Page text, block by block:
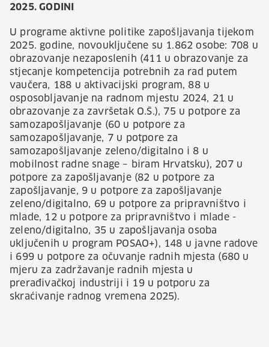
2025. GODINI
U programe aktivne politike zapošljavanja tijekom
2025. godine, novouključene su 1.862 osobe: 708 u
obrazovanje nezaposlenih (411 u obrazovanje za
stjecanje kompetencija potrebnih za rad putem
vaučera, 188 u aktivacijski program, 88 u
osposobljavanje na radnom mjestu 2024, 21 u
obrazovanje za završetak O.Š.), 75 u potpore za
samozapošljavanje (60 u potpore za
samozapošljavanje, 7 u potpore za
samozapošljavanje zeleno/digitalno i 8 u
mobilnost radne snage – biram Hrvatsku), 207 u
potpore za zapošljavanje (82 u potpore za
zapošljavanje, 9 u potpore za zapošljavanje
zeleno/digitalno, 69 u potpore za pripravništvo i
mlade, 12 u potpore za pripravništvo i mlade -
zeleno/digitalno, 35 u zapošljavanja osoba
uključenih u program POSAO+), 148 u javne radove
i 699 u potpore za očuvanje radnih mjesta (680 u
mjeru za zadržavanje radnih mjesta u
prerađivačkoj industriji i 19 u potporu za
skraćivanje radnog vremena 2025).